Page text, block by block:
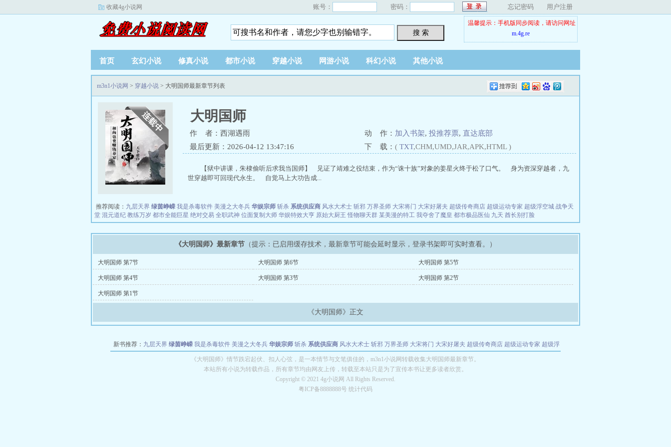
收藏4g小说网 账号： 密码： 忘记密码 用户注册
搜 索
温馨提示：手机版同步阅读，请访问网址
m.4g.re
首页 玄幻小说 修真小说 都市小说 穿越小说 网游小说 科幻小说 其他小说
m3n1小说网 > 穿越小说 > 大明国师最新章节列表
大明国师
作 者：西湖遇雨 动 作： 加入书架, 投推荐票, 直达底部
最后更新：2026-04-12 13:47:16
下 载： ( TXT,CHM,UMD,JAR,APK,HTML )
【狱中讲课，朱棣偷听后求我当国师】 见证了靖难之役结束，作为“诛十族”对象的姜星火终于松了口气。 身为资深穿越者，九
世穿越即可回现代永生。 自觉马上大功告成...
推荐阅读： 九层天界 绿茵峥嵘 我是杀毒软件 美漫之大冬兵 华娱宗师 斩杀 系统供应商 风水大术士 斩邪 万界圣师 大宋将门 大宋好屠夫 超级传奇商店 超级运动专家 超级浮空城 战争天
堂 混元道纪 教练万岁 都市全能巨星 绝对交易 全职武神 位面复制大师 华娱特效大亨 原始大厨王 怪物聊天群 某美漫的特工 我夺舍了魔皇 都市极品医仙 九天 酋长别打脸
《大明国师》最新章节 （提示：已启用缓存技术，最新章节可能会延时显示，登录书架即可实时查看。）
大明国师 第7节 大明国师 第6节 大明国师 第5节
大明国师 第4节 大明国师 第3节 大明国师 第2节
大明国师 第1节
《大明国师》正文
新书推荐： 九层天界 绿茵峥嵘 我是杀毒软件 美漫之大冬兵 华娱宗师 斩杀 系统供应商 风水大术士 斩邪 万界圣师 大宋将门 大宋好屠夫 超级传奇商店 超级运动专家 超级浮
教练万岁 都市全能巨星 绝对交易 全职武神 位面复制大师 华娱特效大亨 原始大厨王 怪物聊天群 某美漫的特工 我夺舍了魔皇
长别打脸
《大明国师》情节跌宕起伏、扣人心弦，是一本情节与文笔俱佳的，m3n1小说网转载收集大明国师最新章节。
本站所有小说为转载作品，所有章节均由网友上传，转载至本站只是为了宣传本书让更多读者欣赏。
Copyright © 2021 4g小说网 All Rights Reserved.
粤ICP备8888888号 统计代码